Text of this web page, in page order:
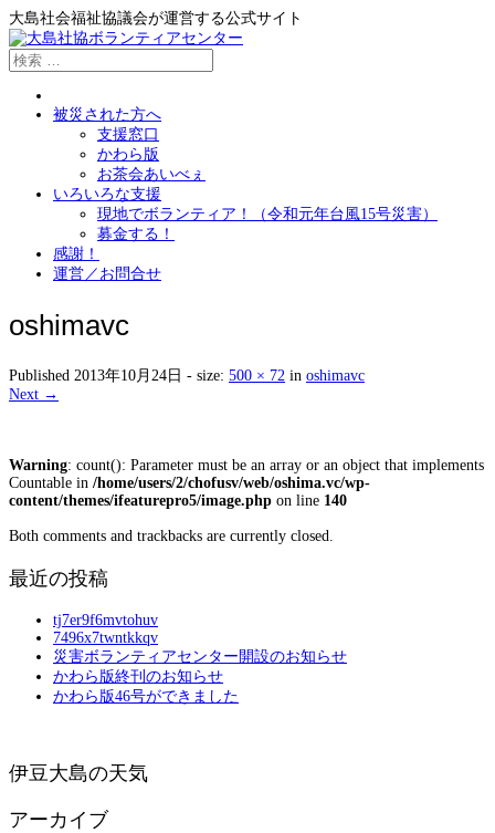
大島社会福祉協議会が運営する公式サイト
被災された方へ
支援窓口
かわら版
お茶会あいべぇ
いろいろな支援
現地でボランティア！（令和元年台風15号災害）
募金する！
感謝！
運営／お問合せ
oshimavc
Published 2013年10月24日 - size: 500 × 72 in oshimavc
Next →
Warning: count(): Parameter must be an array or an object that implements
Countable in /home/users/2/chofusv/web/oshima.vc/wp-
content/themes/ifeaturepro5/image.php on line 140
Both comments and trackbacks are currently closed.
最近の投稿
tj7er9f6mvtohuv
7496x7twntkkqv
災害ボランティアセンター開設のお知らせ
かわら版終刊のお知らせ
かわら版46号ができました
伊豆大島の天気
アーカイブ